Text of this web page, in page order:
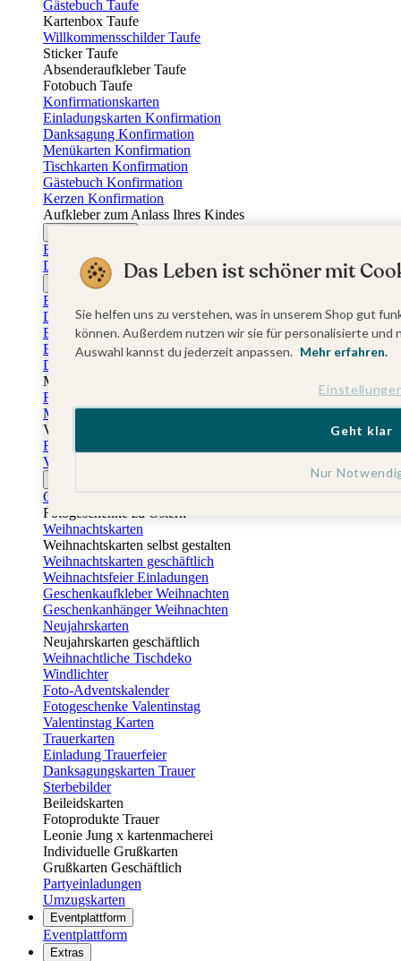
Gästebuch Taufe
Kartenbox Taufe
Willkommensschilder Taufe
Sticker Taufe
Absenderaufkleber Taufe
Fotobuch Taufe
Konfirmationskarten
Einladungskarten Konfirmation
Danksagung Konfirmation
Menükarten Konfirmation
Tischkarten Konfirmation
Gästebuch Konfirmation
Kerzen Konfirmation
Aufkleber zum Anlass Ihres Kindes
Einladungskarten Firmung
Dankeskarten Firmung
Jugendweihekarten
Einladungskarten Jugendweihe
Dankeskarten Jugendweihe
Einschulungskarten
Einladungskarten Einschulung
Danksagung Einschulung
Muttertag
Fotogeschenke Muttertag
Muttertagskarten
Vatertag
Fotogeschenke Vatertag
Vatertagskarten
Osterkarten
Fotogeschenke zu Ostern
Weihnachtskarten
Weihnachtskarten selbst gestalten
Weihnachtskarten geschäftlich
Weihnachtsfeier Einladungen
Geschenkaufkleber Weihnachten
Geschenkanhänger Weihnachten
Neujahrskarten
Neujahrskarten geschäftlich
Weihnachtliche Tischdeko
Windlichter
Foto-Adventskalender
Fotogeschenke Valentinstag
Valentinstag Karten
Trauerkarten
Einladung Trauerfeier
Danksagungskarten Trauer
Sterbebilder
Beileidskarten
Fotoprodukte Trauer
Leonie Jung x kartenmacherei
Individuelle Grußkarten
Grußkarten Geschäftlich
Partyeinladungen
Umzugskarten
Eventplattform
Eventplattform
Extras
Das Leben ist schöner mit
Sie helfen uns zu verstehen, was in unserem Shop gut
können. Außerdem nutzen wir sie für personalisierte
Auswahl kannst du jederzeit anpassen. Mehr erfahren.
Nur
Geht klar